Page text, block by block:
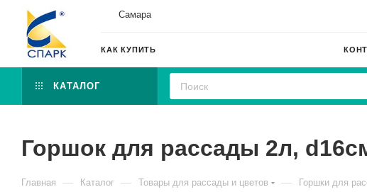
Самара
КАК КУПИТЬ
КАТАЛОГ
Горшок для рассады 2л,
Главная — Каталог — Товары для рассады и цветов — Горшки для